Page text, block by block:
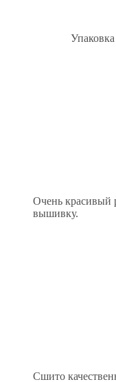
Очень красивый
вышивку.
Сшито